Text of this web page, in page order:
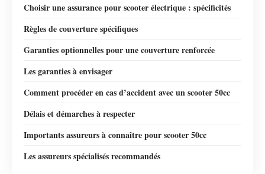
Choisir une assurance pour scooter électrique : spécificités
Règles de couverture spécifiques
Garanties optionnelles pour une couverture renforcée
Les garanties à envisager
Comment procéder en cas d’accident avec un scooter 50cc
Délais et démarches à respecter
Importants assureurs à connaître pour scooter 50cc
Les assureurs spécialisés recommandés